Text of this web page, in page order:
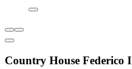
Country House Federico I